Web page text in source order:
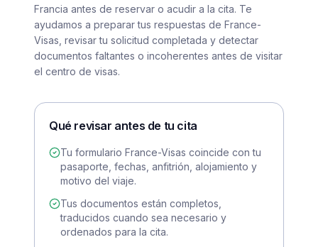
Francia antes de reservar o acudir a la cita. Te
ayudamos a preparar tus respuestas de France-
Visas, revisar tu solicitud completada y detectar
documentos faltantes o incoherentes antes de visitar
el centro de visas.
Qué revisar antes de tu cita
Tu formulario France-Visas coincide con tu
pasaporte, fechas, anfitrión, alojamiento y
motivo del viaje.
Tus documentos están completos,
traducidos cuando sea necesario y
ordenados para la cita.